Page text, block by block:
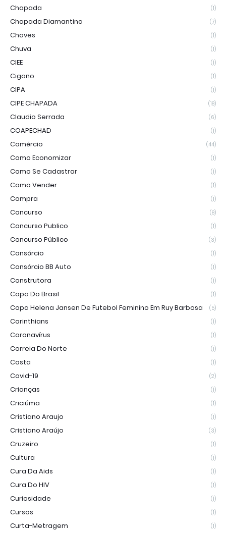
Chapada (1)
Chapada Diamantina (7)
Chaves (1)
Chuva (1)
CIEE (1)
Cigano (1)
CIPA (1)
CIPE CHAPADA (18)
Claudio Serrada (6)
COAPECHAD (1)
Comércio (44)
Como Economizar (1)
Como Se Cadastrar (1)
Como Vender (1)
Compra (1)
Concurso (8)
Concurso Publico (1)
Concurso Público (3)
Consórcio (1)
Consórcio BB Auto (1)
Construtora (1)
Copa Do Brasil (1)
Copa Helena Jansen De Futebol Feminino Em Ruy Barbosa (5)
Corinthians (1)
Coronavírus (1)
Correia Do Norte (1)
Costa (1)
Covid-19 (2)
Crianças (1)
Criciúma (1)
Cristiano Araujo (1)
Cristiano Araújo (3)
Cruzeiro (1)
Cultura (1)
Cura Da Aids (1)
Cura Do HIV (1)
Curiosidade (1)
Cursos (1)
Curta-Metragem (1)